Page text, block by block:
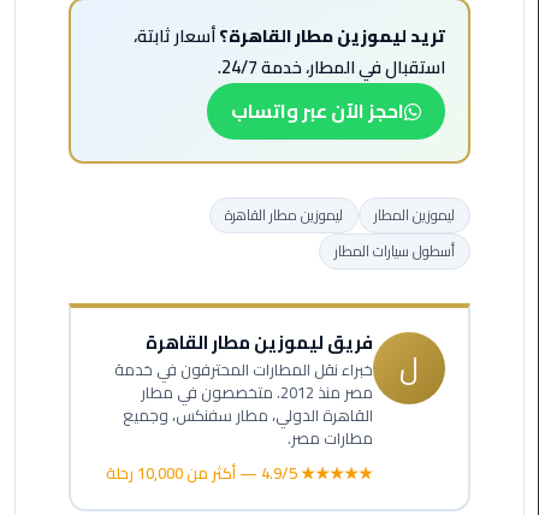
مطار
ليموزين
السخنة
سفنكس
اسكندرية
تريد ليموزين مطار القاهرة؟أسعار ثابتة،
استقبال في المطار، خدمة 24/7.
احجز الآن عبر واتساب
ليموزين المطار
ليموزين مطار القاهرة
أسطول سيارات المطار
ل فريق ليموزين مطار القاهرة
خبراء نقل المطارات المحترفون في خدمة
مصر منذ 2012. متخصصون في مطار
القاهرة الدولي، مطار سفنكس، وجميع
مطارات مصر.
★★★★★ 4.9/5 — أكثر من 10,000 رحلة